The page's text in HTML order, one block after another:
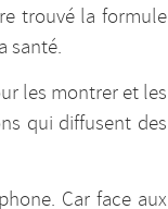
trouvé la formule
santé.
les montrer et les
qui diffusent des
Car face aux